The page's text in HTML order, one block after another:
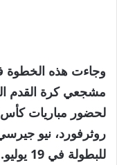
وجاءت هذه
مشجعي كرة القدم
لحضور مباريات
روثرفورد، نيو
للبطولة في 19 يوليو.